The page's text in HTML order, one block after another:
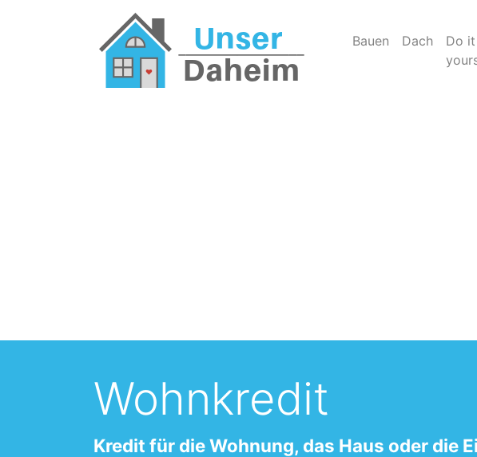
Bauen Dach
Do it
Wohnkredit
Kredit für die Wohnung, das Haus oder die